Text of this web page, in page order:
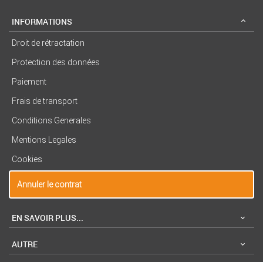
INFORMATIONS
Droit de rétractation
Protection des données
Paiement
Frais de transport
Conditions Generales
Mentions Legales
Cookies
Annuler le contrat
EN SAVOIR PLUS...
AUTRE